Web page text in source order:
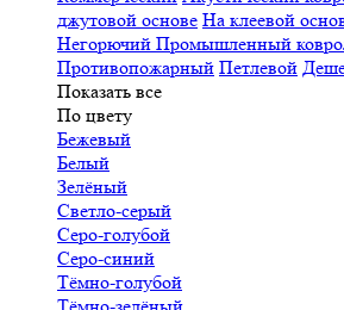
джутовой основе На клеевой
Негорючий Промышленный
Противопожарный Петлевой
Показать все
По цвету
Бежевый
Белый
Зелёный
Светло-серый
Серо-голубой
Серо-синий
Тёмно-голубой